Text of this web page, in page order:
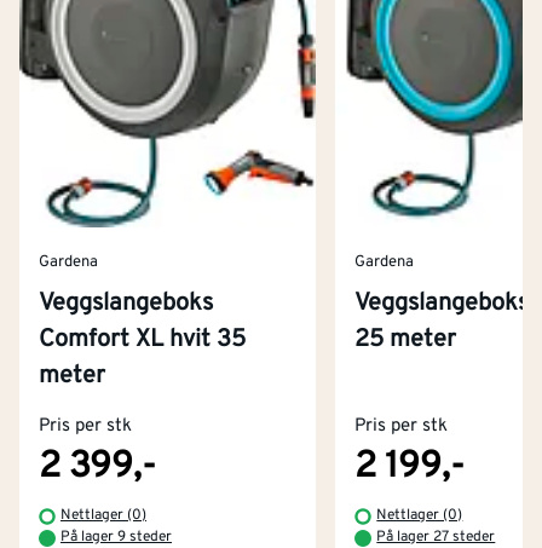
Gardena
Veggslangeboks
Comfort XL hvit 35
meter
Pris per stk
2 399,-
Nettlager (0)
På lager 9 steder
Gardena
Veggslangeboks
25 meter
Pris per stk
2 199,-
Nettlager (0)
På lager 27 steder
Kjøpsbetingelser
Kontakt oss
Tjenester
Montér Klubb
Om Montér
Byggevarehus og åpningstider
Prismatch